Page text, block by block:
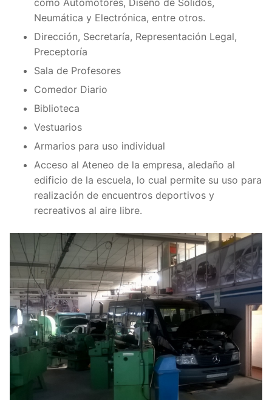
Neumática y Electrónica, entre otros.
Dirección, Secretaría, Representación Legal,
Preceptoría
Sala de Profesores
Comedor Diario
Biblioteca
Vestuarios
Armarios para uso individual
Acceso al Ateneo de la empresa, aledaño al
edificio de la escuela, lo cual permite su uso para
realización de encuentros deportivos y
recreativos al aire libre.